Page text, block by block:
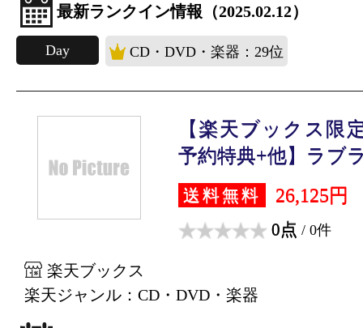
最新ランクイン情報（2025.02.12）
Day CD・DVD・楽器：29位
【楽天ブックス限
予約特典+他】ラブ
送料無料 26,125円
0点 / 0件
楽天ブックス
楽天ジャンル：CD・DVD・楽器